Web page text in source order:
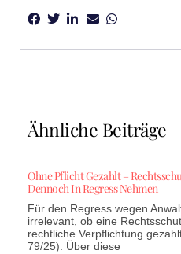
Ähnliche Beiträge
Ohne Pflicht Gezahlt –
Dennoch In Regress Nehmen
Für den Regress wegen
irrelevant, ob eine
rechtliche Verpflichtung
79/25). Über diese